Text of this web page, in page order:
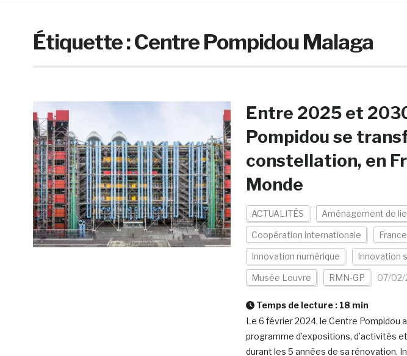
Étiquette :Centre Pompidou Malaga
Entre 2025 et
Pompidou se
constellation, en
Monde
ACTUALITÉS Aménagement de
Coopération internationale France
Innovation numérique Innovation
Musée Louvre RMN-GP 07/02/
Temps de lecture : 18 min
Le 6 février 2024, le Centre Pompidou
programme d’expositions, d’activités
durant les 5 années de sa rénovation.